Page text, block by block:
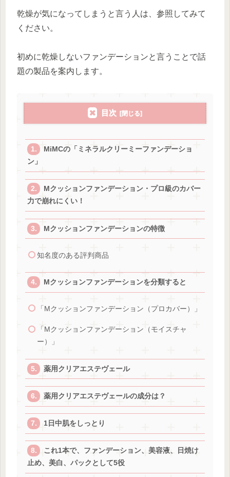
乾燥が気になってしまうと言う人は、参照してみて
ください。
初めに乾燥しないファンデーションと言うことで話
題の製品を案内します。
目次
MiMCの「ミネラルクリーミーファンデーショ
ン」
Mクッションファンデーション・プロ級のカバー
力で崩れにくい！
Mクッションファンデーションの特徴
知名度のある評判商品
Mクッションファンデーションを分類すると
「Mクッションファンデーション（プロカバー）」
「Mクッションファンデーション（モイスチャ
ー）」
薬用クリアエステヴェール
薬用クリアエステヴェールの成分は？
1日中肌をしっとり
これ1本で、ファンデーション、美容液、日焼け
止め、美白、パックとして5役